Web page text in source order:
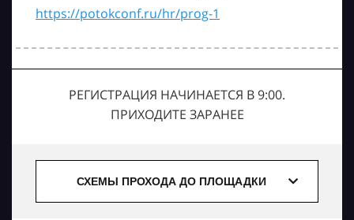
https://potokconf.ru/hr/prog-1
РЕГИСТРАЦИЯ НАЧИНАЕТСЯ В 9:00.
ПРИХОДИТЕ ЗАРАНЕЕ
СХЕМЫ ПРОХОДА ДО ПЛОЩАДКИ